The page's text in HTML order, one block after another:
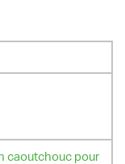
durée.
caoutchouc pour